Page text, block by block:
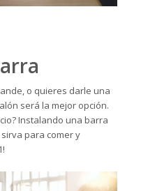
o quieres darle una
será la mejor opción.
Instalando una barra
para comer y